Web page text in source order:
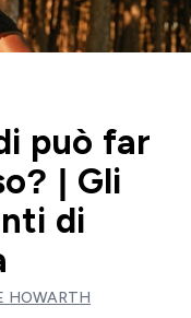
può far
| Gli
di
HOWARTH